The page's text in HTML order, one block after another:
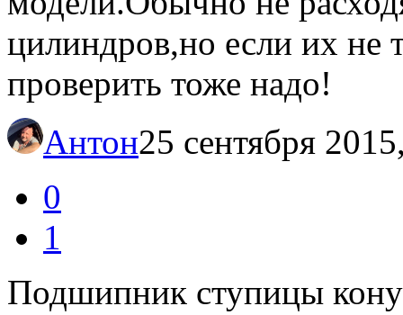
цилиндров,но если их не
проверить тоже надо!
Антон25 сентября
0
1
Подшипник ступицы